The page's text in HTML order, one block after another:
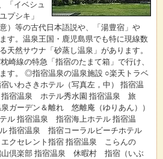
「イベシュ
プシキ」
）等の古代日本語説や、「湯豊宿」や
す。温泉王国・鹿児島県でも特に現線数
天然サウナ「砂蒸し温泉」があります。
崎線の特急「指宿のたまて箱」で行け、
す。 ◎指宿温泉の温泉施設 ○楽天トラベ
いわさきホテル（写真左，中） 指宿温
宿温泉 ホテル秀水園 指宿温泉 旅
ーデン＆離れ 悠離庵（ゆりあん））
ル 指宿温泉 指宿海上ホテル 指宿温
指宿温泉 指宿コーラルビーチホテル
クセレント指宿 指宿温泉 こらんの
倶楽部 指宿温泉 休暇村 指宿（いぶ